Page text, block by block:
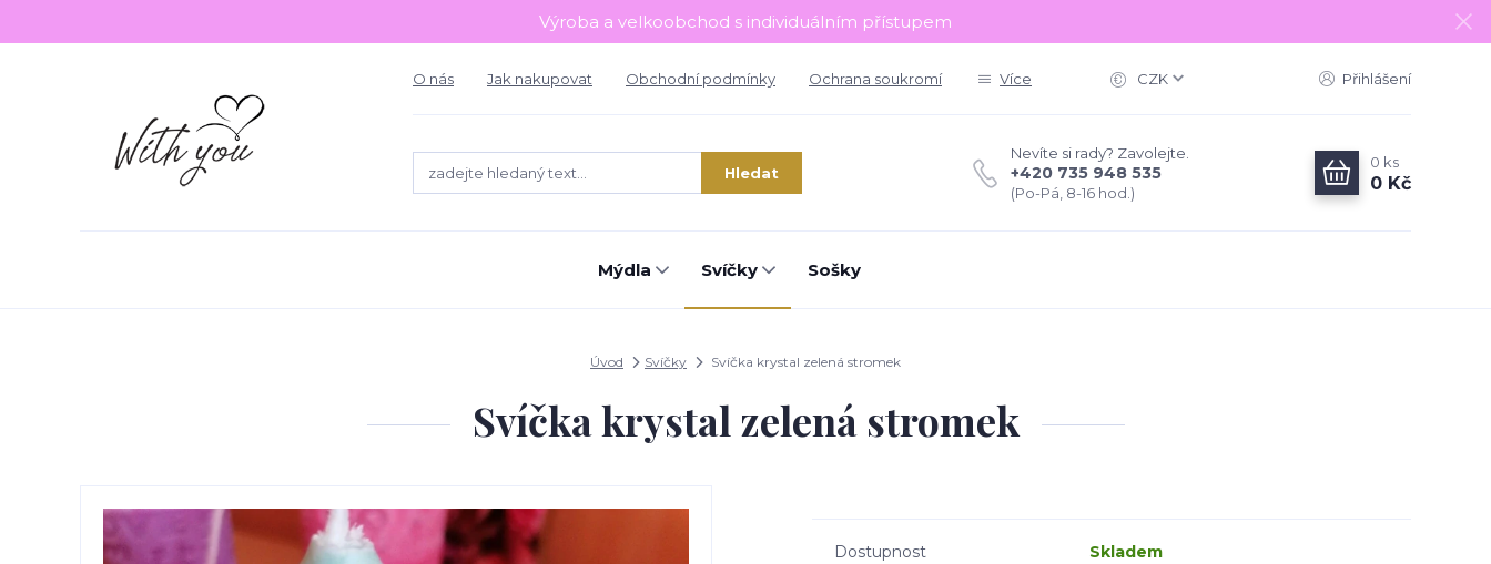
Výroba a velkoobchod s individuálním přístupem
O nás Jak nakupovat Obchodní podmínky Ochrana soukromí Více CZK Přihlášení
Hledat
Nevíte si rady? Zavolejte.
+420 735 948 535
(Po-Pá, 8-16 hod.)
0 ks
0 Kč
Mýdla Svíčky Sošky
Úvod Svíčky Svíčka krystal zelená stromek
Svíčka krystal zelená stromek
Dostupnost Skladem